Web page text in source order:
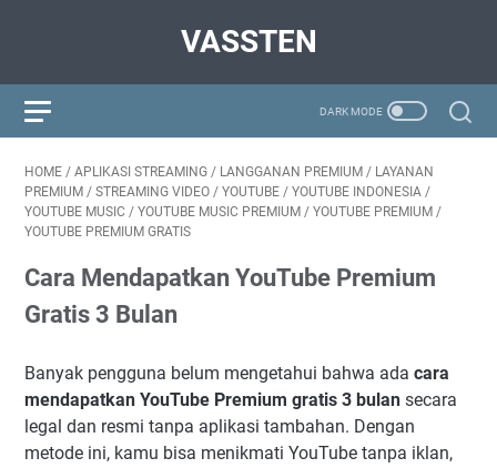
VASSTEN
HOME / APLIKASI STREAMING / LANGGANAN PREMIUM / LAYANAN
PREMIUM / STREAMING VIDEO / YOUTUBE / YOUTUBE INDONESIA /
YOUTUBE MUSIC / YOUTUBE MUSIC PREMIUM / YOUTUBE PREMIUM /
YOUTUBE PREMIUM GRATIS
Cara Mendapatkan YouTube Premium
Gratis 3 Bulan
Banyak pengguna belum mengetahui bahwa ada cara
mendapatkan YouTube Premium gratis 3 bulan secara
legal dan resmi tanpa aplikasi tambahan. Dengan
metode ini, kamu bisa menikmati YouTube tanpa iklan,